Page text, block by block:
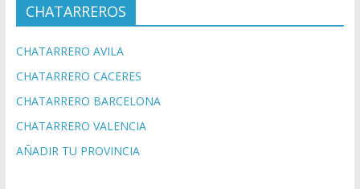
CHATARREROS
CHATARRERO AVILA
CHATARRERO CACERES
CHATARRERO BARCELONA
CHATARRERO VALENCIA
AÑADIR TU PROVINCIA